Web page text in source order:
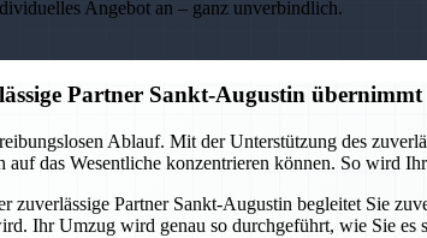
Angebot an – ganz unverbindlich.
Partner Sankt-Augustin übernimmt
Ablauf. Mit der Unterstützung des
das Wesentliche konzentrieren können. So wird
zuverlässige Partner Sankt-Augustin begleitet Sie
Ihr Umzug wird genau so durchgeführt, wie Sie es